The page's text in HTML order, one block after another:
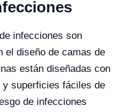
infecciones son
el diseño de camas de
están diseñadas con
superficies fáciles de
de infecciones